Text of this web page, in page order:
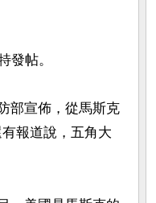
發帖。
部宣佈，從馬斯克
報道說，五角大